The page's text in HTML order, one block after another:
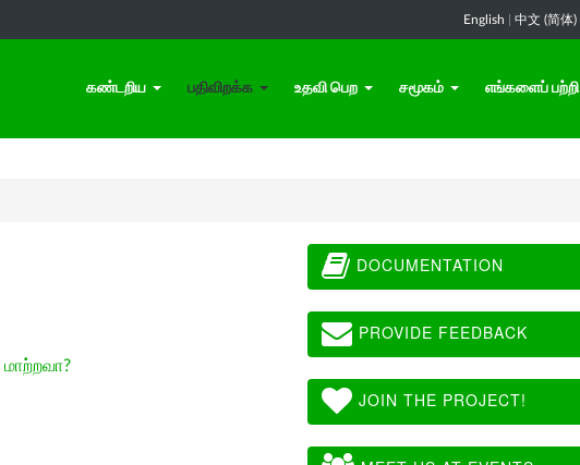
English 中文 (简体)
கண்டறிய பதிவிறக்க உதவி பெற சமூகம் எங்களைப் பற்றி
மாற்றவா?
DOCUMENTATION
PROVIDE FEEDBACK
JOIN THE PROJECT!